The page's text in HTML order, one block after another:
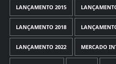
LANÇAMENTO 2015
LANÇAMENTO 2018
LANÇAMENTO 2022 MERCADO